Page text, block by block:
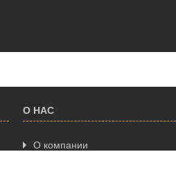
О НАС
О компании